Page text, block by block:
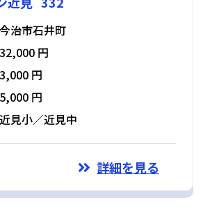
今治市石井町
32,000 円
3,000 円
5,000 円
近見小／近見中
詳細を見る